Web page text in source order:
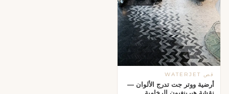
قص WATERJET
أرضية ووتر جت تدرج الألوان —